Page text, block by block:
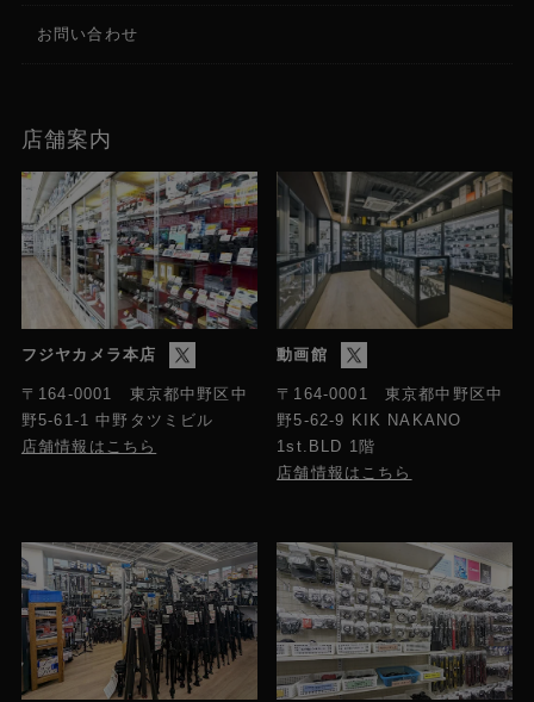
お問い合わせ
店舗案内
フジヤカメラ本店
〒164-0001 東京都中野区中
野5-61-1 中野タツミビル
店舗情報はこちら
動画館
〒164-0001 東京都中野区中
野5-62-9 KIK NAKANO
1st.BLD 1階
店舗情報はこちら